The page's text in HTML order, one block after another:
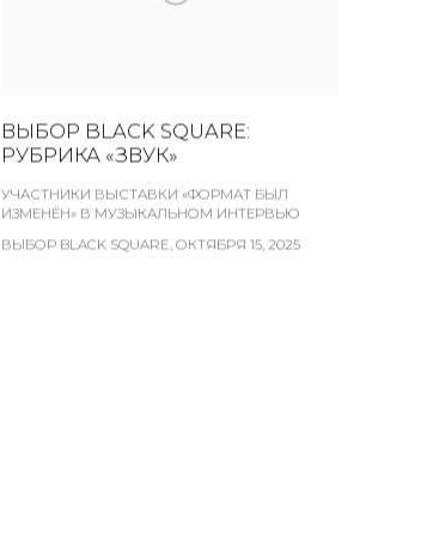
ВЫБОР BLACK SQUARE:
РУБРИКА «ЗВУК»
УЧАСТНИКИ ВЫСТАВКИ «ФОРМАТ БЫЛ
ИЗМЕНЁН» В МУЗЫКАЛЬНОМ ИНТЕРВЬЮ
ВЫБОР BLACK SQUARE, ОКТЯБРЯ 15, 2025